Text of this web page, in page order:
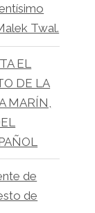
Twal.
EL
DE LA
MARÍN,
de
de